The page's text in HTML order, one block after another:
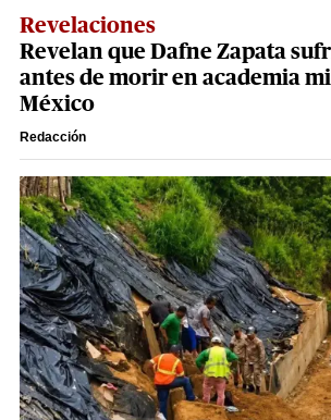
Revelaciones
Revelan que Dafne Zapata
antes de morir en academia
México
Redacción